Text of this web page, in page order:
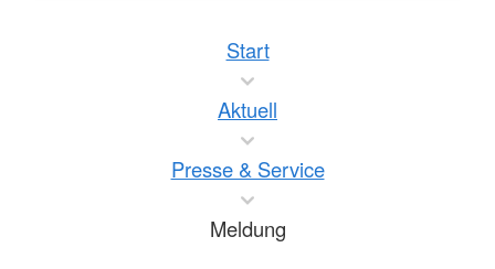
Start
Aktuell
Presse & Service
Meldung